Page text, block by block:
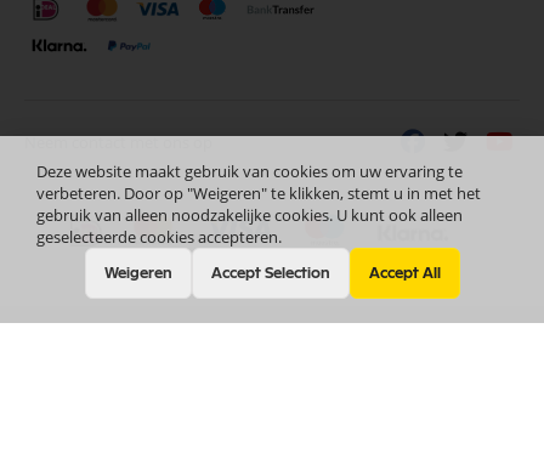
Neem contact met ons op
Deze website maakt gebruik van cookies om uw ervaring te
verbeteren. Door op "Weigeren" te klikken, stemt u in met het
gebruik van alleen noodzakelijke cookies. U kunt ook alleen
geselecteerde cookies accepteren.
Weigeren Accept Selection Accept All